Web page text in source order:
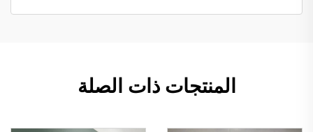
المنتجات ذات الصلة